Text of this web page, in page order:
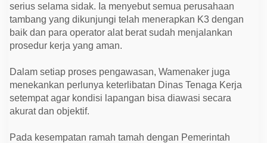
serius selama sidak. Ia menyebut semua perusahaan
tambang yang dikunjungi telah menerapkan K3 dengan
baik dan para operator alat berat sudah menjalankan
prosedur kerja yang aman.
Dalam setiap proses pengawasan, Wamenaker juga
menekankan perlunya keterlibatan Dinas Tenaga Kerja
setempat agar kondisi lapangan bisa diawasi secara
akurat dan objektif.
Pada kesempatan ramah tamah dengan Pemerintah